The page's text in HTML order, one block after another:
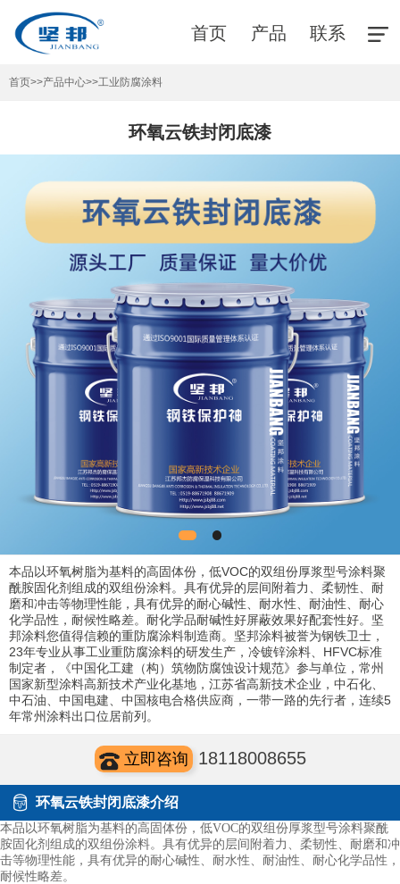
首页 产品 联系
首页>>产品中心>>工业防腐涂料
环氧云铁封闭底漆
本品以环氧树脂为基料的高固体份，低VOC的双组份厚浆型号涂料聚
酰胺固化剂组成的双组份涂料。具有优异的层间附着力、柔韧性、耐
磨和冲击等物理性能，具有优异的耐心碱性、耐水性、耐油性、耐心
化学品性，耐候性略差。耐化学品耐碱性好屏蔽效果好配套性好。坚
邦涂料您值得信赖的重防腐涂料制造商。坚邦涂料被誉为钢铁卫士，
23年专业从事工业重防腐涂料的研发生产，冷镀锌涂料、HFVC标准
制定者，《中国化工建（构）筑物防腐蚀设计规范》参与单位，常州
国家新型涂料高新技术产业化基地，江苏省高新技术企业，中石化、
中石油、中国电建、中国核电合格供应商，一带一路的先行者，连续5
年常州涂料出口位居前列。
立即咨询 18118008655
环氧云铁封闭底漆介绍
本品 以环氧树脂为基料的高固体份，低VOC的双组份厚浆型号涂料聚酰
胺固化剂组成的双组份涂料。具有优异的层间附着力、柔韧性、耐磨和冲
击等物理性能，具有优异的耐心碱性、耐水性、耐油性、耐心化学品性，
耐候性略差。